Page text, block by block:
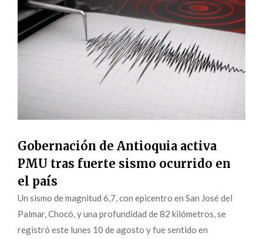
Gobernación de Antioquia activa
PMU tras fuerte sismo ocurrido en
el país
Un sismo de magnitud 6,7, con epicentro en San José del
Palmar, Chocó, y una profundidad de 82 kilómetros, se
registró este lunes 10 de agosto y fue sentido en